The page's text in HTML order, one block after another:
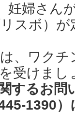
妊婦さん
スボ）
、ワク
受けまし
するお
1390